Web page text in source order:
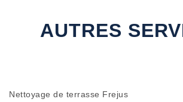
AUTRES
Nettoyage de terrasse Frejus